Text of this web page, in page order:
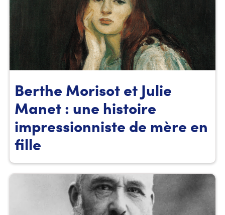
Berthe Morisot et Julie
Manet : une histoire
impressionniste de mère en
fille